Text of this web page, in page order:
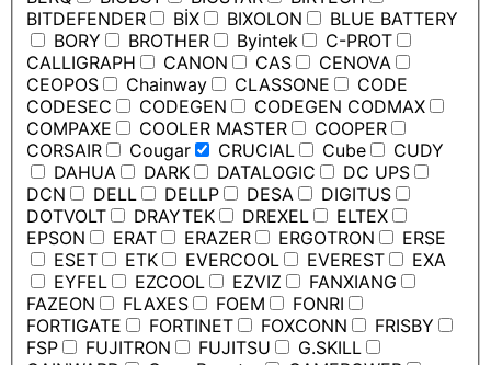
BITDEFENDER
BİX BIXOLON
BLUE BATTERY
BORY
BROTHER Byintek
C-PROT
CALLIGRAPH
CANON CAS
CENOVA
CEOPOS
Chainway CLASSONE
CODE
CODESEC
CODEGEN
CODEGEN CODMAX
COMPAXE
COOLER MASTER
COOPER
CORSAIR
Cougar CRUCIAL Cube
CUDY
DAHUA
DARK DATALOGIC
DC UPS
DCN
DELL DELLP DESA
DIGITUS
DOTVOLT
DRAYTEK DREXEL
ELTEX
EPSON
ERAT ERAZER ERGOTRON
ERSE
ESET
ETK EVERCOOL EVEREST
EXA
EYFEL
EZCOOL EZVIZ
FANXIANG
FAZEON
FLAXES FOEM
FONRI
FORTIGATE
FORTINET FOXCONN
FRISBY
FSP
FUJITRON FUJITSU
G.SKILL